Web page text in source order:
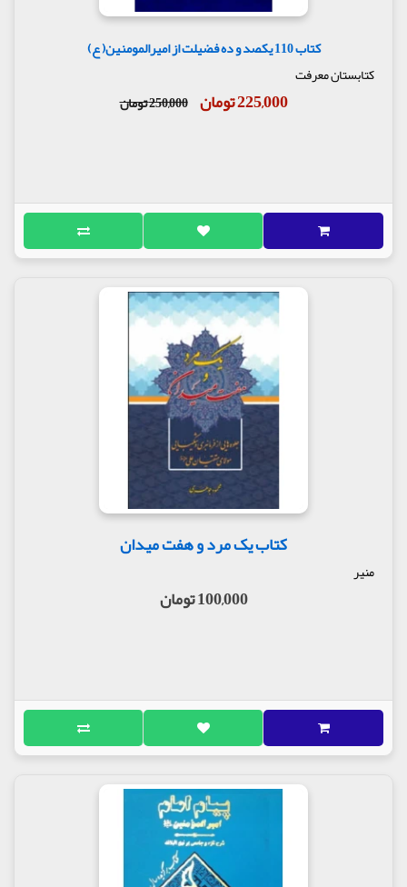
کتاب 110 یکصد و ده فضیلت از امیرالمومنین( ع)
کتابستان معرفت
225,000 تومان 250,000 تومان
کتاب یک مرد و هفت میدان
منیر
100,000 تومان